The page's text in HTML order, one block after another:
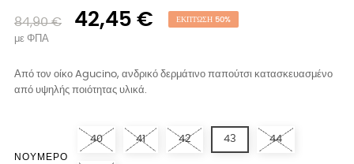
84,90 € 42,45 € ΈΚΠΤΩΣΗ 50%
με ΦΠΑ
Από τον οίκο Agucino, ανδρικό δερμάτινο παπούτσι κατασκευασμένο
από υψηλής ποιότητας υλικά.
ΝΟΎΜΕΡΟ
40 41 42 43 44